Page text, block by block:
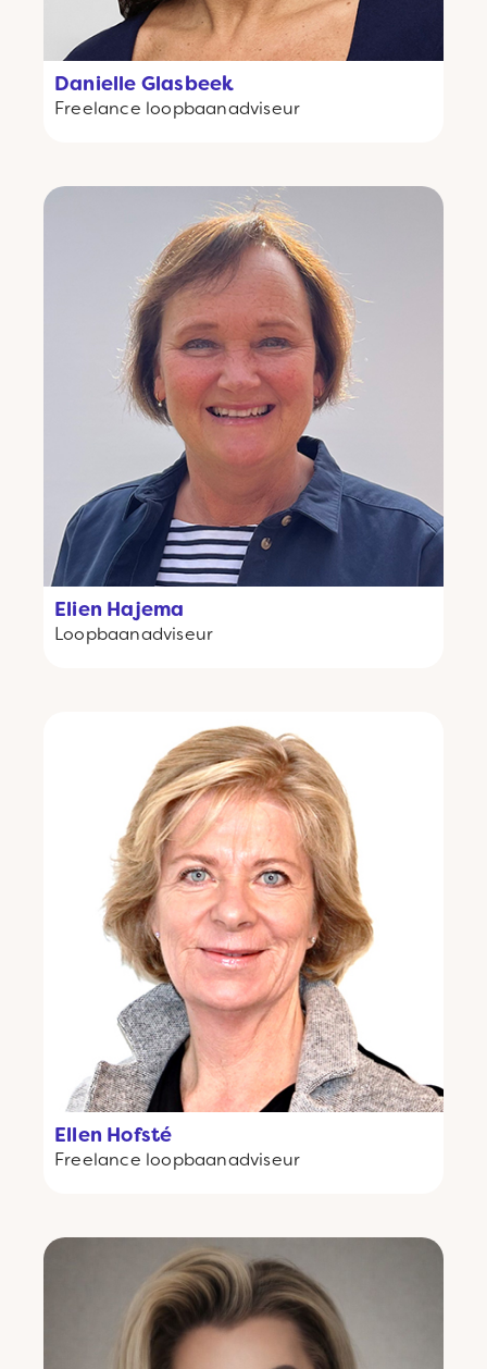
Danielle Glasbeek
Freelance loopbaanadviseur
Elien Hajema
Loopbaanadviseur
Ellen Hofsté
Freelance loopbaanadviseur